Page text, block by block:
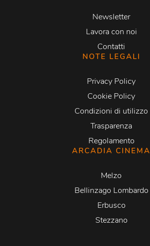
Newsletter
Lavora con noi
Contatti
NOTE LEGALI
Privacy Policy
Cookie Policy
Condizioni di utilizzo
Trasparenza
Regolamento
ARCADIA CINEMA
Melzo
Bellinzago Lombardo
Erbusco
Stezzano